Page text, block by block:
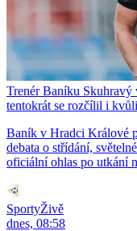
Trenér Baníku Skuhravý
tentokrát se rozčílil i
Baník v Hradci Králové
debata o střídání,
oficiální ohlas po utkání
SportyŽivě
dnes, 08:58